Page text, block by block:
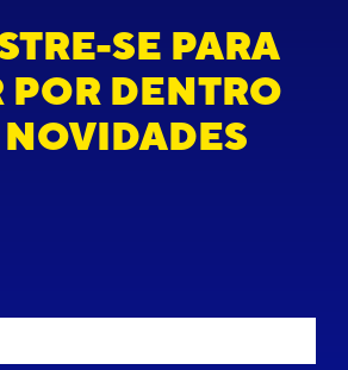
SE PARA
POR DENTRO
NOVIDADES